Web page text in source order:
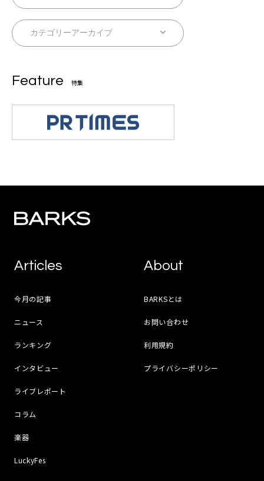
Feature 特集
Articles
今月の記事
ニュース
ランキング
インタビュー
ライブレポート
コラム
楽器
LuckyFes
About
BARKSとは
お問い合わせ
利用規約
プライバシーポリシー